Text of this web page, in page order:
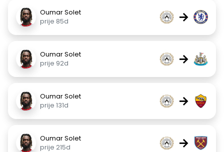
Oumar Solet
prije 85d
→
Oumar Solet
prije 92d
→
Oumar Solet
prije 131d
→
Oumar Solet
prije 215d
→